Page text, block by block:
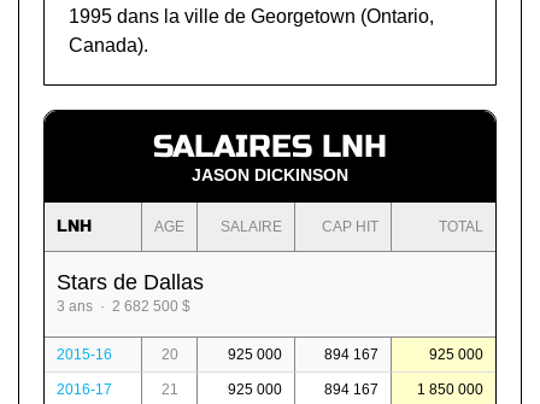
1995 dans la ville de Georgetown (Ontario,
Canada).
SALAIRES LNH
JASON DICKINSON
LNH AGE SALAIRE CAP HIT TOTAL
Stars de Dallas
3 ans · 2 682 500 $
2015-16 20 925 000 894 167 925 000
2016-17 21 925 000 894 167 1 850 000